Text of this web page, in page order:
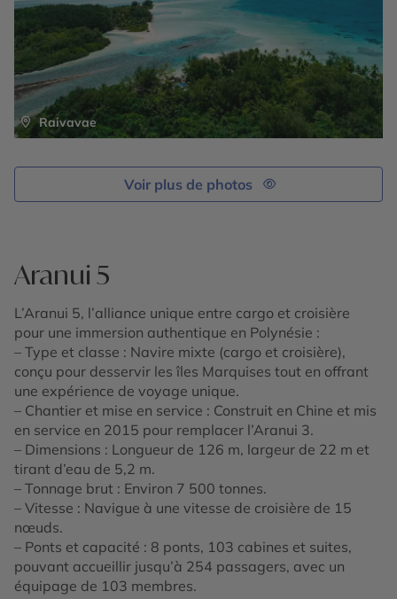
Raivavae
Voir plus de photos
Aranui 5
L’Aranui 5, l’alliance unique entre cargo et croisière
pour une immersion authentique en Polynésie :
– Type et classe : Navire mixte (cargo et croisière),
conçu pour desservir les îles Marquises tout en offrant
une expérience de voyage unique.
– Chantier et mise en service : Construit en Chine et mis
en service en 2015 pour remplacer l’Aranui 3.
– Dimensions : Longueur de 126 m, largeur de 22 m et
tirant d’eau de 5,2 m.
– Tonnage brut : Environ 7 500 tonnes.
– Vitesse : Navigue à une vitesse de croisière de 15
nœuds.
– Ponts et capacité : 8 ponts, 103 cabines et suites,
pouvant accueillir jusqu’à 254 passagers, avec un
équipage de 103 membres.